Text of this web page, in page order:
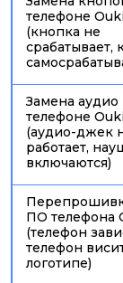
Клиенты часто
Oukitel, какая
возможен ли
менять весь
Точная
повреждения,
и сложности
ПОЧЕМУ
Oukitel часто
особенно если
корпусом и
снижает риск
полностью.
телефоне
(кнопка не
срабатывает,
Замена аудио
телефоне
(аудио-джек
работает,
включаются)
ПО телефона
(телефон
телефон
логотипе)